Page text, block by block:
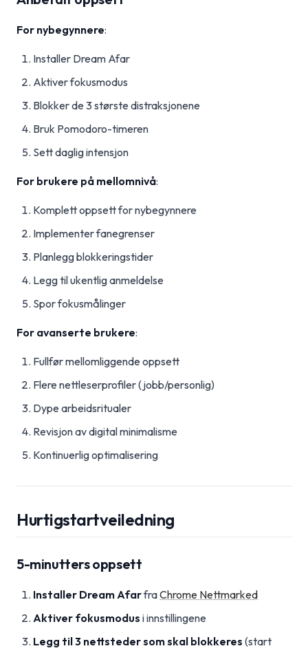
For nybegynnere:
Installer Dream Afar
Aktiver fokusmodus
Blokker de 3 største distraksjonene
Bruk Pomodoro-timeren
Sett daglig intensjon
For brukere på mellomnivå:
Komplett oppsett for nybegynnere
Implementer fanegrenser
Planlegg blokkeringstider
Legg til ukentlig anmeldelse
Spor fokusmålinger
For avanserte brukere:
Fullfør mellomliggende oppsett
Flere nettleserprofiler (jobb/personlig)
Dype arbeidsritualer
Revisjon av digital minimalisme
Kontinuerlig optimalisering
Hurtigstartveiledning
5-minutters oppsett
Installer Dream AfarfraChrome Nettmarked
Aktiver fokusmodus i innstillingene
Legg til 3 nettsteder som skal blokkeres (start